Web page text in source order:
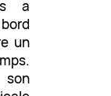
a
un
son